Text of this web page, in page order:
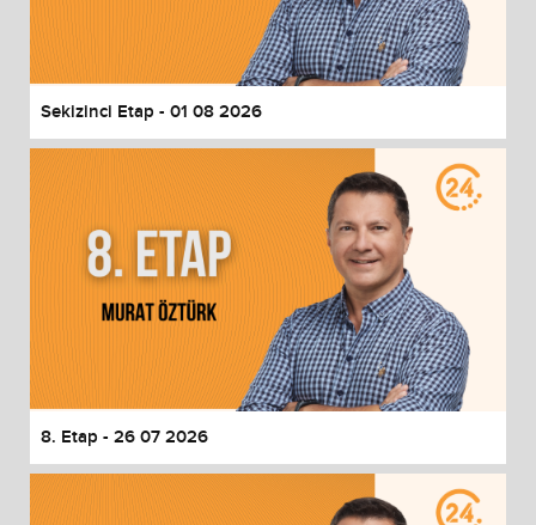
End of dialog window.
Sekizinci Etap - 01 08 2026
8. Etap - 26 07 2026